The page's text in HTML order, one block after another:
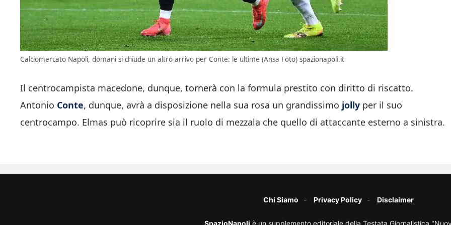
Calciomercato Napoli, domani si chiude un altro arrivo per Conte: le ultime (Ansa Foto) spazionapoli.it
Il centrocampista macedone, dunque, tornerà con la formula prestito con diritto di riscatto.
Antonio Conte, dunque, avrà a disposizione nella sua rosa un grandissimo jolly per il suo
centrocampo. Elmas può ricoprire sia il ruolo di mezzala che quello di attaccante esterno a sinistra.
Chi Siamo Privacy Policy Disclaimer
SpazioNapoli è un supplemento editoriale della Testata Giornalistica